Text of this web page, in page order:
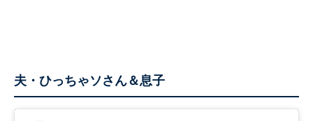
夫・ひっちゃソさん＆息子